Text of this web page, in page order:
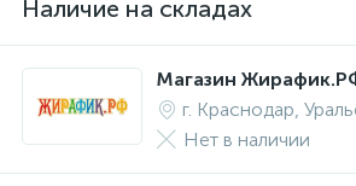
Наличие на складах
Магазин
г. Краснодар,
Нет в наличии